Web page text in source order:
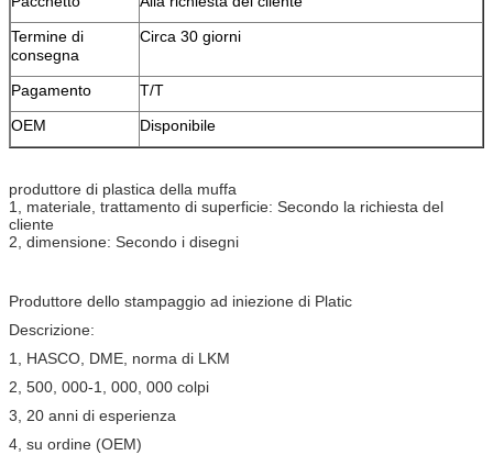
Termine di
consegna
Circa 30 giorni
Pagamento
T/T
OEM
Disponibile
produttore di plastica della muffa
1, materiale, trattamento di superficie: Secondo la richiesta del
cliente
2, dimensione: Secondo i disegni
Produttore dello stampaggio ad iniezione di Platic
Descrizione:
1, HASCO, DME, norma di LKM
2, 500, 000-1, 000, 000 colpi
3, 20 anni di esperienza
4, su ordine (OEM)